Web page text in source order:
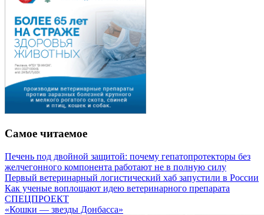
Самое читаемое
Печень под двойной защитой: почему гепатопротекторы без
желчегонного компонента работают не в полную силу
Первый ветеринарный логистический хаб запустили в России
Как ученые воплощают идею ветеринарного препарата
СПЕЦПРОЕКТ
«Кошки — звезды Донбасса»